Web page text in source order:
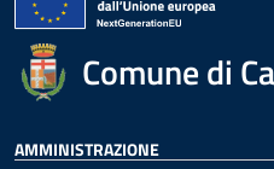
Comune di
AMMINISTRAZIONE